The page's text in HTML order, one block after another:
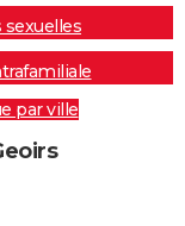
sexuelles
par ville